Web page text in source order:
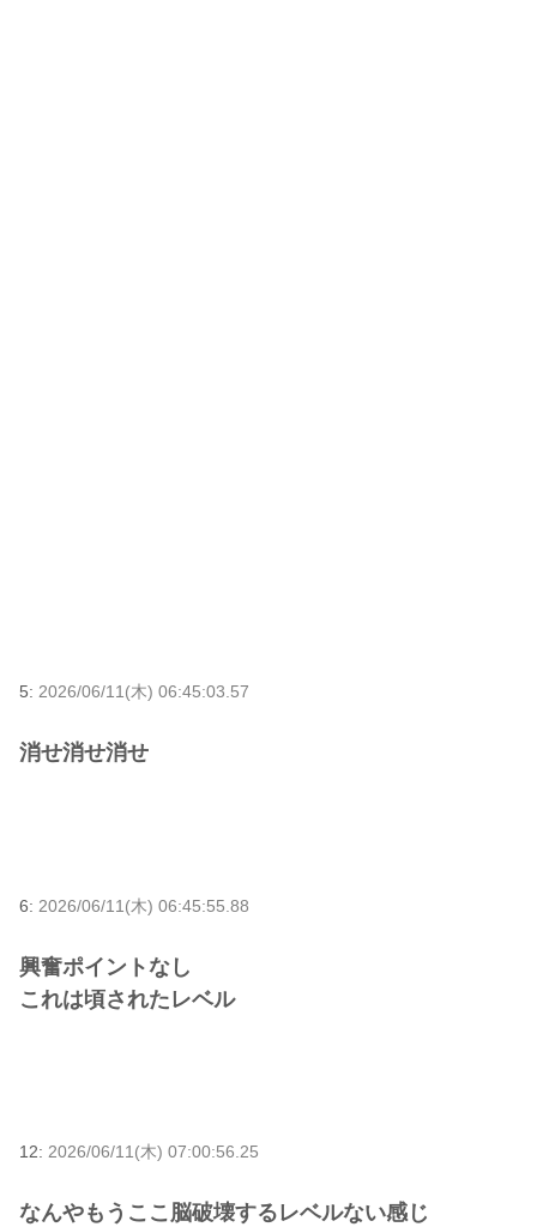
5: 2026/06/11(木) 06:45:03.57
消せ消せ消せ
6: 2026/06/11(木) 06:45:55.88
興奮ポイントなし
これは頃されたレベル
12: 2026/06/11(木) 07:00:56.25
なんやもうここ脳破壊するレベルない感じ